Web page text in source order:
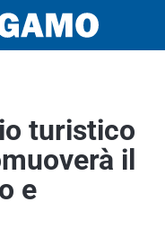
turistico
il
e